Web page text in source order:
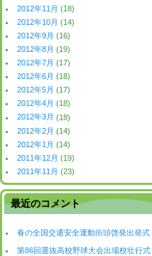
2012年11月 (18)
2012年10月 (14)
2012年9月 (16)
2012年8月 (19)
2012年7月 (17)
2012年6月 (18)
2012年5月 (17)
2012年4月 (18)
2012年3月 (18)
2012年2月 (14)
2012年1月 (14)
2011年12月 (19)
2011年11月 (23)
最近のコメント
春の全国交通安全運動街頭啓発出発式
第86回選抜高校野球大会出場校壮行式